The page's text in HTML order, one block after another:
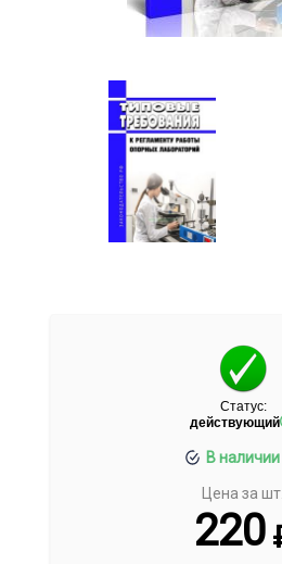
Статус:
действующий
В наличии
Цена за шт.
220